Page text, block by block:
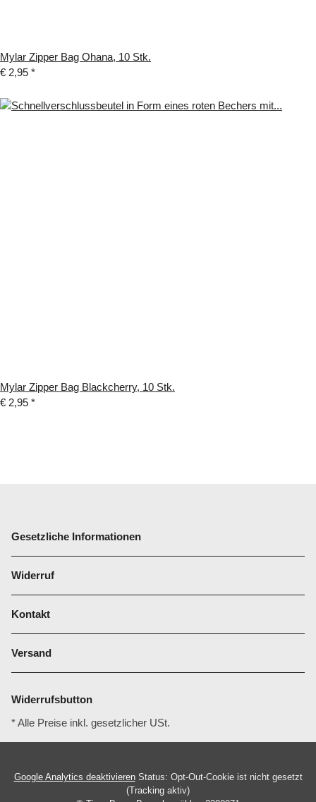
Mylar Zipper Bag Ohana, 10 Stk.
€ 2,95 *
Mylar Zipper Bag Blackcherry, 10 Stk.
€ 2,95 *
Gesetzliche Informationen
Widerruf
Kontakt
Versand
Widerrufsbutton
* Alle Preise inkl. gesetzlicher USt.
Google Analytics deaktivieren Status: Opt-Out-Cookie ist nicht gesetzt
(Tracking aktiv)